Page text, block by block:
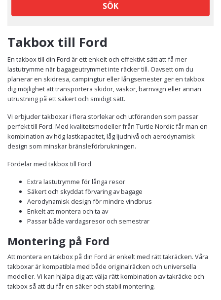
SÖK
Takbox till Ford
En takbox till din Ford är ett enkelt och effektivt sätt att få mer
lastutrymme när bagageutrymmet inte räcker till. Oavsett om du
planerar en skidresa, campingtur eller långsemester ger en takbox
dig möjlighet att transportera skidor, väskor, barnvagn eller annan
utrustning på ett säkert och smidigt sätt.
Vi erbjuder takboxar i flera storlekar och utföranden som passar
perfekt till Ford. Med kvalitetsmodeller från Turtle Nordic får man en
kombination av hög lastkapacitet, låg ljudnivå och aerodynamisk
design som minskar bränsleförbrukningen.
Fördelar med takbox till Ford
Extra lastutrymme för långa resor
Säkert och skyddat förvaring av bagage
Aerodynamisk design för mindre vindbrus
Enkelt att montera och ta av
Passar både vardagsresor och semestrar
Montering på Ford
Att montera en takbox på din Ford är enkelt med rätt takräcken. Våra
takboxar är kompatibla med både originalräcken och universella
modeller. Vi kan hjälpa dig att välja rätt kombination av takräcke och
takbox så att du får en säker och stabil montering.